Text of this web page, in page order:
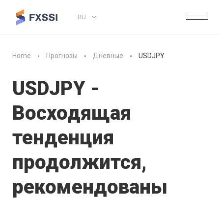
RU
Home Прогнозы Дневные USDJPY
USDJPY -
Восходящая
тенденция
продолжится,
рекомендованы